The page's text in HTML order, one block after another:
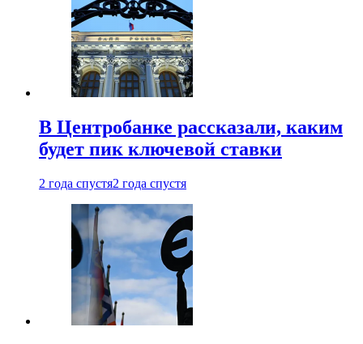
В Центробанке рассказали, каким
будет пик ключевой ставки
2 года спустя2 года спустя